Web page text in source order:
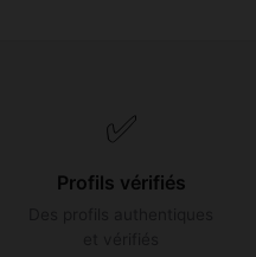
✅
Profils vérifiés